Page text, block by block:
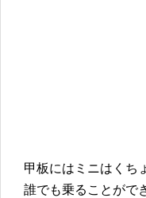
甲板にはミニはくち
誰でも乗ることがで